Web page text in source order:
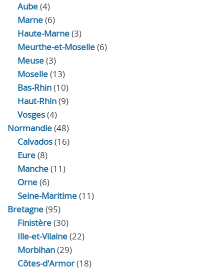
Aube(4)
Marne(6)
Haute-Marne(3)
Meurthe-et-Moselle(6)
Meuse(3)
Moselle(13)
Bas-Rhin(10)
Haut-Rhin(9)
Vosges(4)
Normandie(48)
Calvados(16)
Eure(8)
Manche(11)
Orne(6)
Seine-Maritime(11)
Bretagne(95)
Finistère(30)
Ille-et-Vilaine(22)
Morbihan(29)
Côtes-d'Armor(18)